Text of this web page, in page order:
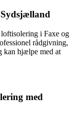
i Faxe og
rådgivning,
kan hjælpe med at
med